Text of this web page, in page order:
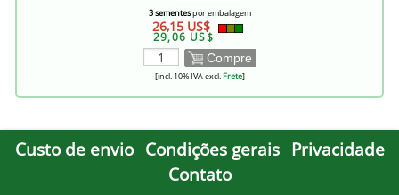
3 sementespor embalagem
26,15 US$
29,06 US$
Compre
[incl. 10% IVA excl.Frete]
Custo de envio Condições gerais Privacidade
Contato